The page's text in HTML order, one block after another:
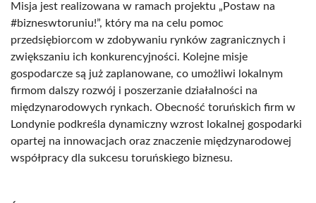
Misja jest realizowana w ramach projektu „Postaw na
#bizneswtoruniu!”, który ma na celu pomoc
przedsiębiorcom w zdobywaniu rynków zagranicznych i
zwiększaniu ich konkurencyjności. Kolejne misje
gospodarcze są już zaplanowane, co umożliwi lokalnym
firmom dalszy rozwój i poszerzanie działalności na
międzynarodowych rynkach. Obecność toruńskich firm w
Londynie podkreśla dynamiczny wzrost lokalnej gospodarki
opartej na innowacjach oraz znaczenie międzynarodowej
współpracy dla sukcesu toruńskiego biznesu.